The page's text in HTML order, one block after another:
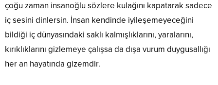
çoğu zaman insanoğlu sözlere kulağını kapatarak sadece
iç sesini dinlersin. İnsan kendinde iyileşemeyeceğini
bildiği iç dünyasındaki saklı kalmışlıklarını, yaralarını,
kırıklıklarını gizlemeye çalışsa da dışa vurum duygusallığı
her an hayatında gizemdir.